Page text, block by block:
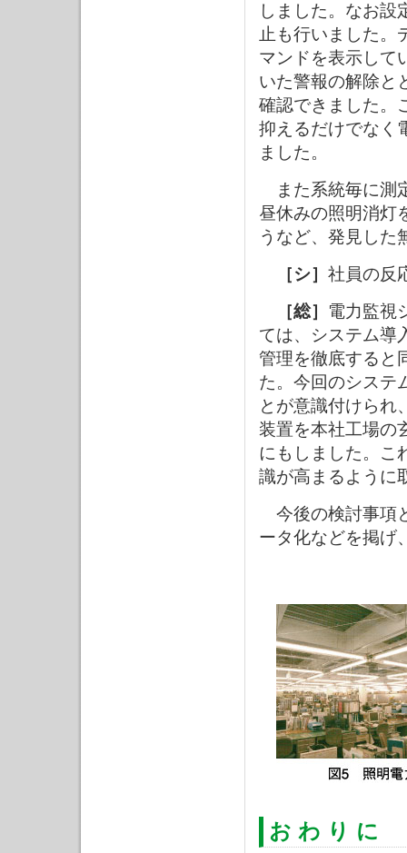
しました。なお
止も行いました。
マンドを表示して
いた警報の解除と
確認できました。
抑えるだけでなく
ました。
また系統毎に測
昼休みの照明消灯
うなど、発見した
［シ］ 社員の反
［総］ 電力監視
ては、システム導
管理を徹底すると
た。今回のシステ
とが意識付けられ
装置を本社工場の
にもしました。こ
識が高まるように
今後の検討事項
ータ化などを掲げ
お わ り に